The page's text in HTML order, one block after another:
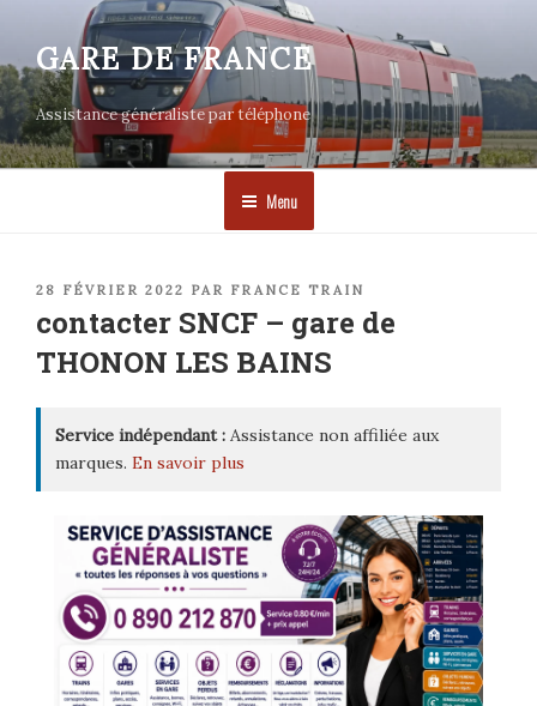
contenu
principal
GARE DE FRANCE
Assistance généraliste par téléphone
Menu
PUBLIÉ
28 FÉVRIER 2022 PAR FRANCE TRAIN
contacter SNCF – gare de
THONON LES BAINS
Service indépendant : Assistance non affiliée aux
marques. En savoir plus